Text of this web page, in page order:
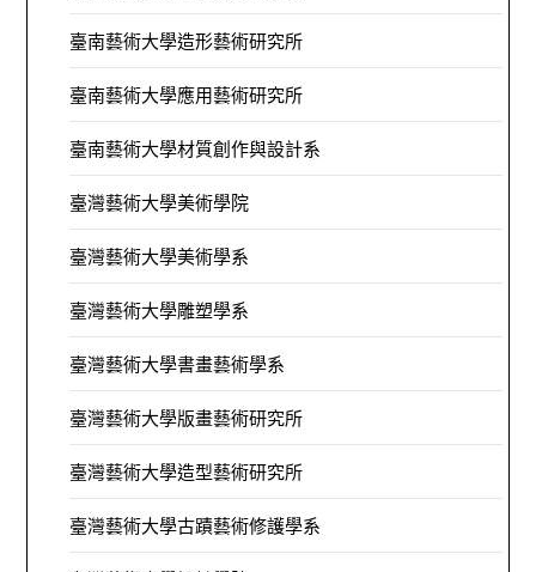
臺南藝術大學造形藝術研究所
臺南藝術大學應用藝術研究所
臺南藝術大學材質創作與設計系
臺灣藝術大學美術學院
臺灣藝術大學美術學系
臺灣藝術大學雕塑學系
臺灣藝術大學書畫藝術學系
臺灣藝術大學版畫藝術研究所
臺灣藝術大學造型藝術研究所
臺灣藝術大學古蹟藝術修護學系